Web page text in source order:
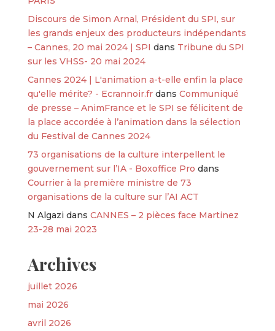
Discours de Simon Arnal, Président du SPI, sur
les grands enjeux des producteurs indépendants
– Cannes, 20 mai 2024 | SPI dans Tribune du SPI
sur les VHSS- 20 mai 2024
Cannes 2024 | L'animation a-t-elle enfin la place
qu'elle mérite? - Ecrannoir.frdans Communiqué
de presse – AnimFrance et le SPI se félicitent de
la place accordée à l’animation dans la sélection
du Festival de Cannes 2024
73 organisations de la culture interpellent le
gouvernement sur l’IA - Boxoffice Pro dans
Courrier à la première ministre de 73
organisations de la culture sur l’AI ACT
N Algazi dans CANNES – 2 pièces face Martinez
23-28 mai 2023
Archives
juillet 2026
mai 2026
avril 2026